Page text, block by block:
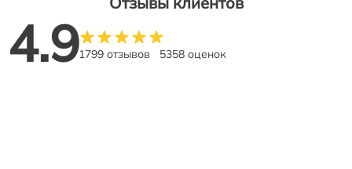
4.91799 отзывов 5358 оценок